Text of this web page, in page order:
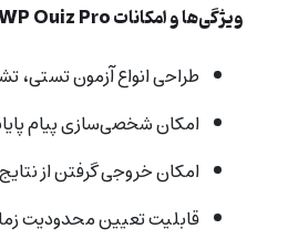
ویژگی‌ها و امکانات WP Quiz Pro
طراحی انواع آزمون‌ تستی،
امکان شخصی‌سازی پیام
امکان خروجی گرفتن از
قابلیت تعیین محدودیت